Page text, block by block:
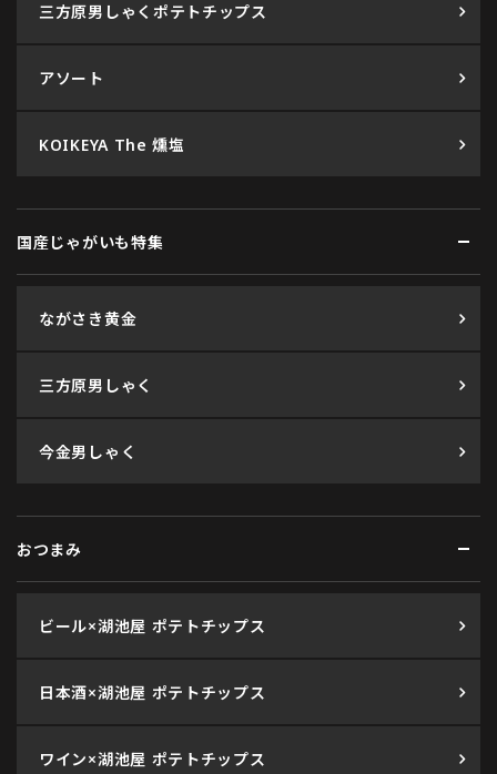
三方原男しゃくポテトチップス
アソート
KOIKEYA The 燻塩
国産じゃがいも特集
ながさき黄金
三方原男しゃく
今金男しゃく
おつまみ
ビール×湖池屋 ポテトチップス
日本酒×湖池屋 ポテトチップス
ワイン×湖池屋 ポテトチップス